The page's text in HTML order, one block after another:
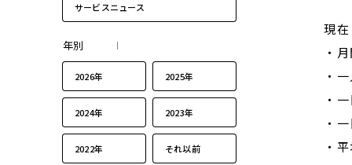
サービスニュース
年別
2026年 2025年
2024年 2023年
2022年 それ以前
現
・
・
・
・
・